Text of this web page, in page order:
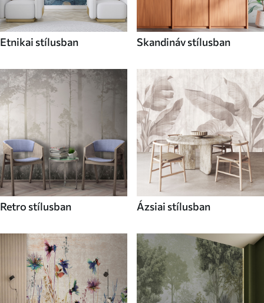
Etnikai stílusban Skandináv stílusban
Retro stílusban Ázsiai stílusban